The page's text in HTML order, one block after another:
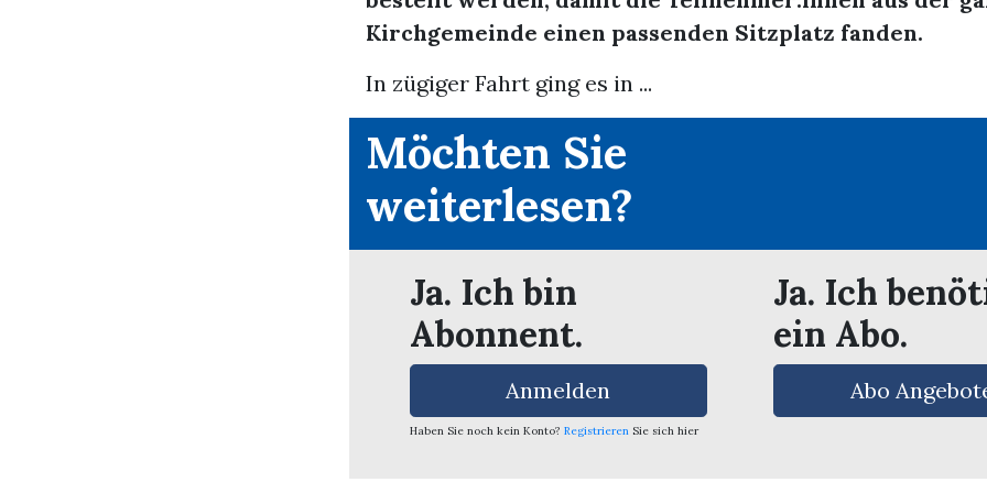
Kirchgemeinde einen passenden Sitzplatz fanden.
In zügiger Fahrt ging es in ...
Möchten Sie
weiterlesen?
Ja. Ich bin
Abonnent.
Anmelden
Haben Sie noch kein Konto? Registrieren Sie sich hier
Ja. Ich
ein Abo.
Abo